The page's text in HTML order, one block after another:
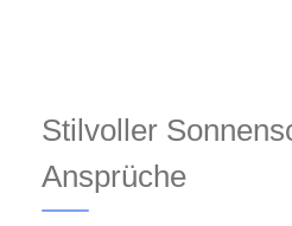
Stilvoller
Ansprüche